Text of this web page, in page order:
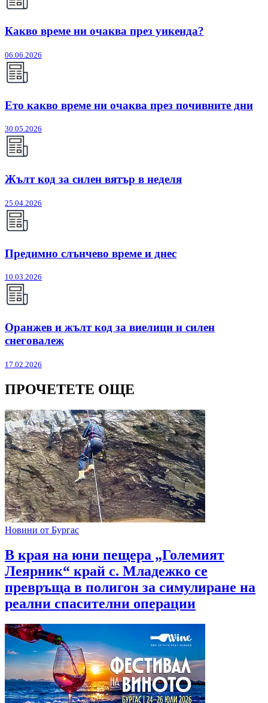
Какво време ни очаква през уикенда?
06.06.2026
Ето какво време ни очаква през почивните дни
30.05.2026
Жълт код за силен вятър в неделя
25.04.2026
Предимно слънчево време и днес
10.03.2026
Оранжев и жълт код за виелици и силен
снеговалеж
17.02.2026
ПРОЧЕТЕТЕ ОЩЕ
Новини от Бургас
В края на юни пещера „Големият
Леярник“ край с. Младежко се
превръща в полигон за симулиране на
реални спасителни операции